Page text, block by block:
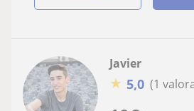
Javier
★ 5,0 (1